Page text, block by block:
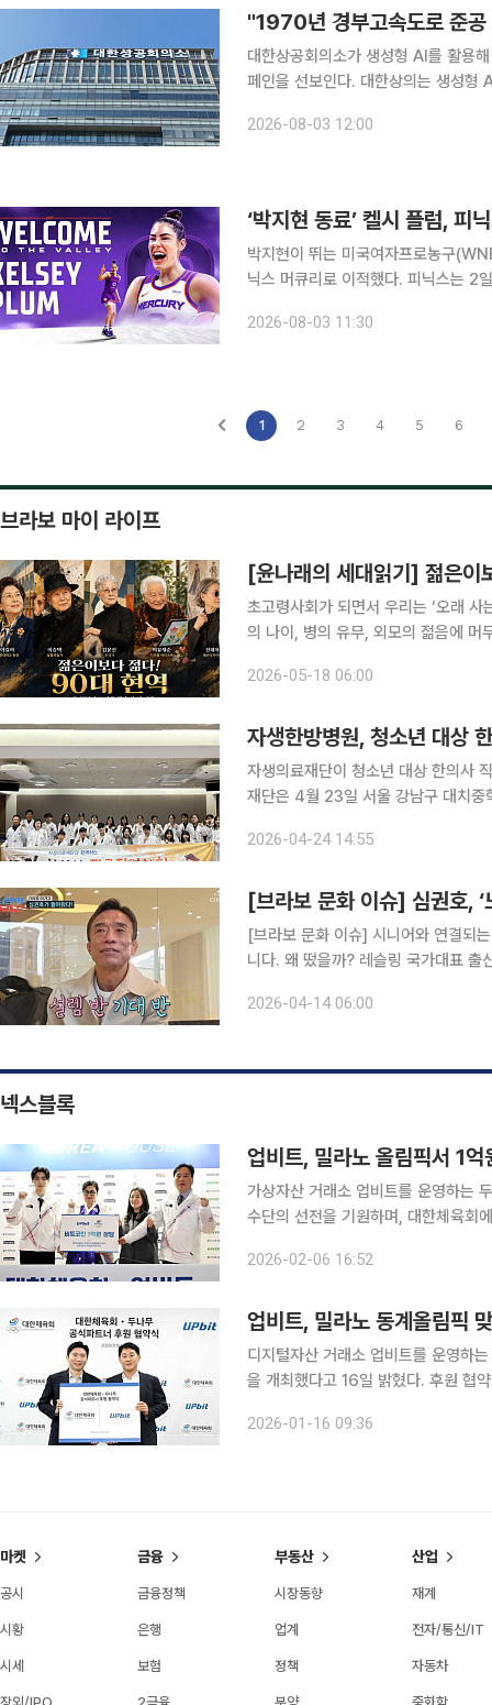
"1970년 경부고속도로 준
대한상공회의소가 생성형 AI를 활용
페인을 선보인다. 대한상의는 생성형 AI 기술을 활용해 사용자가 대한민국 경제성장의 역사적 현장
혔다. 4일부터 진행되는 이번 캠페
2026-08-03 12:00
‘박지현 동료’ 켈시 플럼, 피
박지현이 뛰는 미국여자프로농구
닉스 머큐리로 이적했다. 피닉스는 2일(현지시간) 스파크스와 트레이드를 완료해 플럼을 영입했다
2026-08-03 11:30
1 2 3 4 5 6
브라보 마이 라이프
[윤나래의 세대읽기] 젊은
초고령사회가 되면서 우리는 ‘오래
의 나이, 병의 유무, 외모의 젊음에 머
남는 일이 아니라, 자기 역할을 계속
2026-05-18 06:00
자생한방병원, 청소년 대상
자생의료재단이 청소년 대상 한의사 직
재단은 4월 23일 서울 강남구 대치중
돕기 위해 마련됐으며, 학생 20여 명
2026-04-24 14:55
[브라보 문화 이슈] 심권호, ‘
[브라보 문화 이슈] 시니어와 연결되
니다. 왜 떴을까? 레슬링 국가대표 출신 심권호가 최근 대중의 관심을 한 몸에 받고 있다. 지난 1월
층 회복된 모습으로 방송에 복귀했다.
2026-04-14 06:00
넥스블록
가상자산 거래소 업비트를 운영하는
수단의 선전을 기원하며, 대한체육회에 1억 원
2026-02-06 16:52
업비트, 밀라노 동계올림픽
디지털자산 거래소 업비트를 운영하
을 개최했다고 16일 밝혔다. 후원 협약식은 같은 날 대한체육회에서 열렸으며, 오경석 두나무 대표
계기로 국가대표 선수단 지원을 비롯
2026-01-16 09:36
마켓
공시
시황
시세
금융
금융정책
은행
보험
부동산
시장동향
업계
정책
산업
재계
전자/통신/IT
자동차